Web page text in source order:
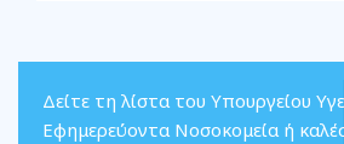
Δείτε τη λίστα του Υπουργείου
Εφημερεύοντα Νοσοκομεία ή